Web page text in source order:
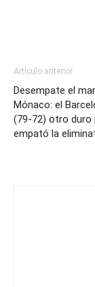
Artículo anterior
Desempate el
Mónaco: el
(79-72) otro duro
empató la